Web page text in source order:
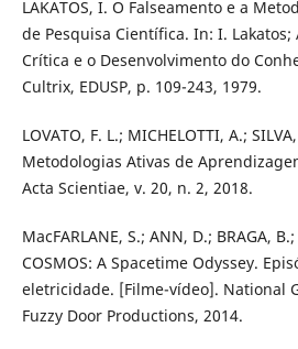
LAKATOS, I. O Falseamento e a
de Pesquisa Científica. In: I.
Crítica e o Desenvolvimento do
Cultrix, EDUSP, p. 109-243, 1979.
LOVATO, F. L.; MICHELOTTI, A.;
Metodologias Ativas de
Acta Scientiae, v. 20, n. 2, 2018.
MacFARLANE, S.; ANN, D.; BRAGA,
COSMOS: A Spacetime Odyssey.
eletricidade. [Filme-vídeo]. National
Fuzzy Door Productions, 2014.